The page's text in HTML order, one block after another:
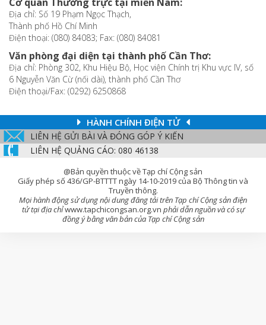
Địa chỉ: Số 19 Phạm Ngọc Thạch,
Thành phố Hồ Chí Minh
Điện thoại: (080) 84083; Fax: (080) 84081
Văn phòng đại diện tại thành phố Cần Thơ:
Địa chỉ: Phòng 302, Khu Hiệu Bộ, Học viện Chính trị Khu vực IV, số
6 Nguyễn Văn Cừ (nối dài), thành phố Cần Thơ
Điện thoại/Fax: (0292) 6250868
HÀNH CHÍNH ĐIỆN TỬ
LIÊN HỆ GỬI BÀI VÀ ĐÓNG GÓP Ý KIẾN
LIÊN HỆ QUẢNG CÁO: 080 46138
@Bản quyền thuộc về Tạp chí Cộng sản
Giấy phép số 436/GP-BTTTT ngày 14-10-2019 của Bộ Thông tin và
Truyền thông.
Mọi hành động sử dụng nội dung đăng tải trên Tạp chí Cộng sản điện
tử tại địa chỉwww.tapchicongsan.org.vn phải dẫn nguồn và có sự
đồng ý bằng văn bản của Tạp chí Cộng sản